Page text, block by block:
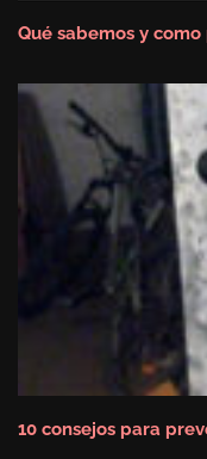
Qué sabemos y
10 consejos para